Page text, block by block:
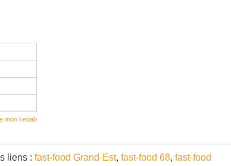
mon kebab
liens : fast-food Grand-Est, fast-food 68, fast-food